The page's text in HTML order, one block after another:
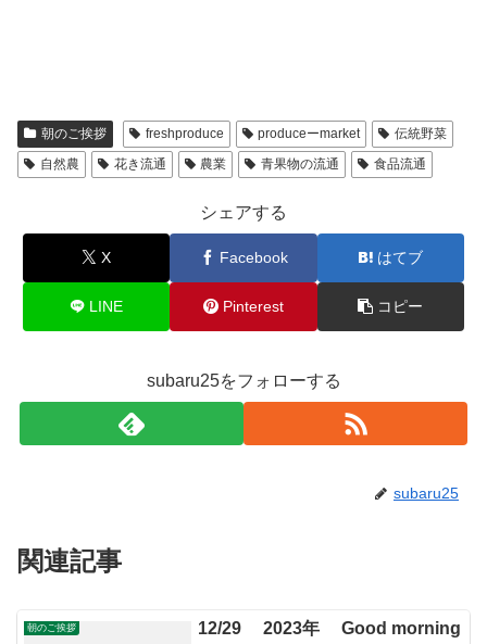
朝のご挨拶 freshproduce produceーmarket
伝統野菜
自然農
花き流通 農業 青果物の流通 食品流通
シェアする
X Facebook はてブ
LINE Pinterest コピー
subaru25をフォローする
subaru25
関連記事
朝のご挨拶 12/29 2023年 Good morning